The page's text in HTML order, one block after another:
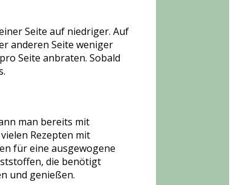
Seite auf niedriger. Auf
anderen Seite weniger
Seite anbraten. Sobald
man bereits mit
Rezepten mit
für eine ausgewogene
die benötigt
und genießen.